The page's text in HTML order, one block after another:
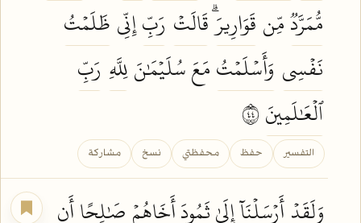
مُّمَرَّدٞمِّن قَوَارِيرَۗقَالَتۡ رَبِّإِنِّي ظَلَمۡتُ
نَفۡسِي وَأَسۡلَمۡتُمَعَ سُلَيۡمَٰنَلِلَّهِ رَبِّ
ٱلۡعَٰلَمِينَ
التفسير حفظ محفظتي نسخ مشاركة
وَلَقَدۡأَرۡسَلۡنَآإِلَىٰ ثَمُودَ أَخَاهُمۡ صَٰلِحًاأَنِ